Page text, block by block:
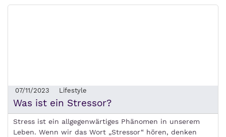
07/11/2023 Lifestyle
Was ist ein Stressor?
Stress ist ein allgegenwärtiges Phänomen in unserem
Leben. Wenn wir das Wort „Stressor“ hören, denken